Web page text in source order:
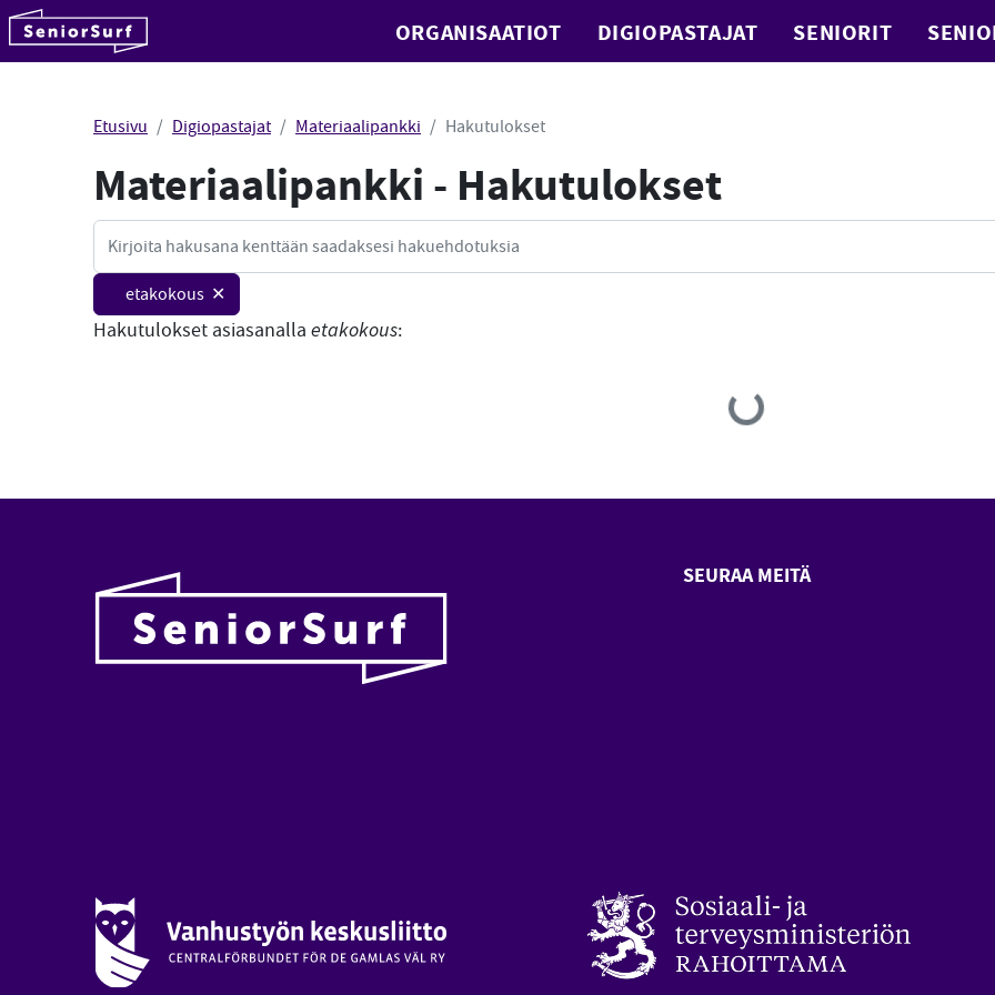
Hyppää sisältöön ORGANISAATIOT DIGIOPASTAJAT SENIORIT
Etusivu Digiopastajat Materiaalipankki Hakutulokset
Materiaalipankki - Hakutulokset
Haku
etakokous ✕
Hakutulokset asiasanalla etakokous:
Loading...
SEURAA MEITÄ
Vanhustyön keskusliitto (avautuu uuteen ikkunaan)